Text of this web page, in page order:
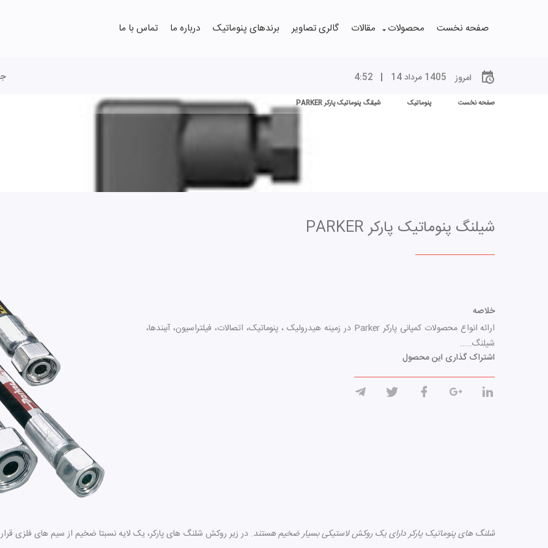
صفحه نخست محصولات مقالات گالری تصاویر برندهای پنوماتیک درباره ما تماس با ما
امروز 1405 مرداد14
52
4
صفحه نخست پنوماتیک شیلنگ پنوماتیک پارکر PARKER
شیلنگ پنوماتیک پارکر PARKER
خلاصه
ارائه انواع محصولات کمپانی پارکر Parker در زمینه هیدرولیک ، پنوماتیک، اتصالات، فیلتراسیون، آببندها،
شیلنگ.....
اشتراک گذاری این محصول
شلنگ های پنوماتیک پارکر دارای یک روکش لاستیکی بسیار ضخیم هستند. در زیر روکش شلنگ های پارکر، یک لایه نسبتا ضخیم از سیم های فلزی